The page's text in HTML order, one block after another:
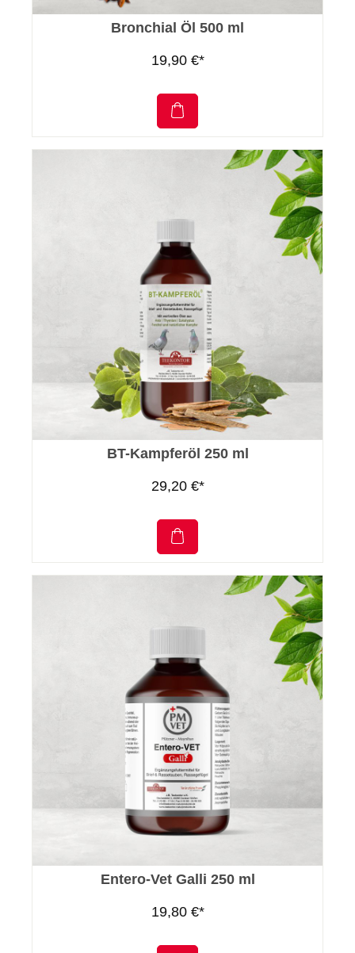
Bronchial Öl 500 ml
19,90 €*
BT-Kampferöl 250 ml
29,20 €*
Entero-Vet Galli 250 ml
19,80 €*